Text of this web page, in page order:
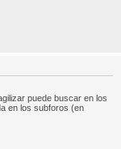
puede buscar en los
en los subforos (en